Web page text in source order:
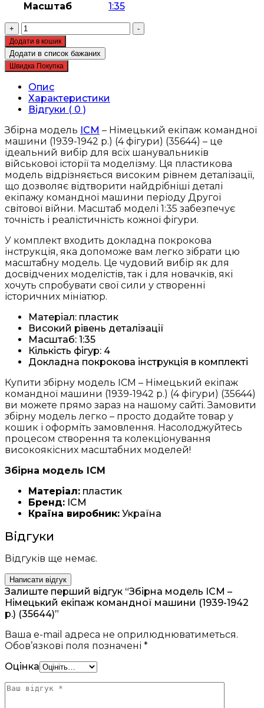
Масштаб 1:35
+
Збірна
модель
ICM
-
Німецький
екіпаж
командної
машини
(1939-
1942
р.)
(35644)
кількість
-
Додати в кошик
Додати в список бажаних
Швидка Покупка
Опис
Характеристики
Відгуки ( 0 )
Збірна модель ICM – Німецький екіпаж командної
машини (1939-1942 р.) (4 фігури) (35644) – це
ідеальний вибір для всіх шанувальників
військової історії та моделізму. Ця пластикова
модель відрізняється високим рівнем деталізації,
що дозволяє відтворити найдрібніші деталі
екіпажу командної машини періоду Другої
світової війни. Масштаб моделі 1:35 забезпечує
точність і реалістичність кожної фігури.
У комплект входить докладна покрокова
інструкція, яка допоможе вам легко зібрати цю
масштабну модель. Це чудовий вибір як для
досвідчених моделістів, так і для новачків, які
хочуть спробувати свої сили у створенні
історичних мініатюр.
Матеріал: пластик
Високий рівень деталізації
Масштаб: 1:35
Кількість фігур: 4
Докладна покрокова інструкція в комплекті
Купити збірну модель ICM – Німецький екіпаж
командної машини (1939-1942 р.) (4 фігури) (35644)
ви можете прямо зараз на нашому сайті. Замовити
збірну модель легко – просто додайте товар у
кошик і оформіть замовлення. Насолоджуйтесь
процесом створення та колекціонування
високоякісних масштабних моделей!
Збірна модель ICM
Матеріал: пластик
Бренд: ICM
Країна виробник: Україна
Відгуки
Відгуків ще немає.
Написати відгук
Залиште перший відгук “Збірна модель ICM –
Німецький екіпаж командної машини (1939-1942
р.) (35644)”
Ваша e-mail адреса не оприлюднюватиметься.
Обов’язкові поля позначені *
Оцінка